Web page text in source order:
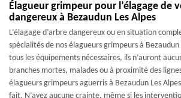
Élagueur grimpeur pour l’élagage de
dangereux à Bezaudun Les Alpes
L’élagage d’arbre dangereux ou en situation
spécialités de nos élagueurs grimpeurs à Bezaudun
tous les équipements nécessaires, ils n’auront
branches mortes, malades ou à proximité des
élagueurs grimpeurs aguerris à Bezaudun Les
fait. N’ayez aucune crainte, même si les